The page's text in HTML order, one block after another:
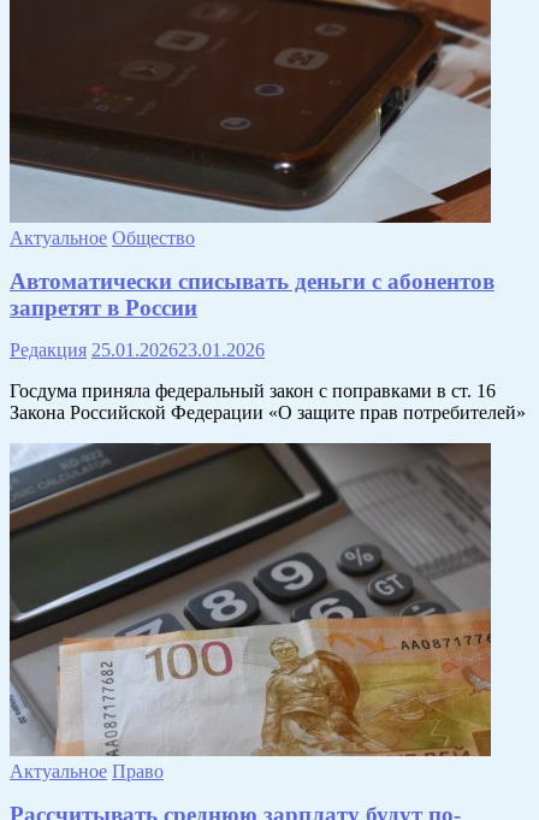
Актуальное Общество
Автоматически списывать деньги с абонентов
запретят в России
Редакция 25.01.202623.01.2026
Госдума приняла федеральный закон с поправками в ст. 16
Закона Российской Федерации «О защите прав потребителей»
Актуальное Право